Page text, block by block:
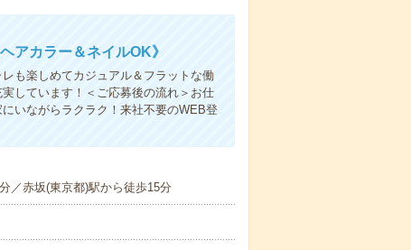
アカラー＆ネイルOK》
も楽しめてカジュアル＆フラットな働
しています！＜ご応募後の流れ＞お仕
いながらラクラク！来社不要のWEB登
／赤坂(東京都)駅から徒歩15分